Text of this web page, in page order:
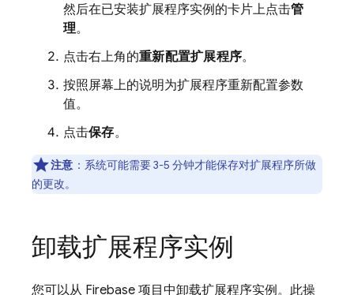
然后在已安装扩展程序实例的卡片上点击管
理。
点击右上角的重新配置扩展程序。
按照屏幕上的说明为扩展程序重新配置参数
值。
点击保存。
注意 ：系统可能需要 3-5 分钟才能保存对扩展程序所做
的更改。
卸载扩展程序实例
您可以从 Firebase 项目中卸载扩展程序实例。此操